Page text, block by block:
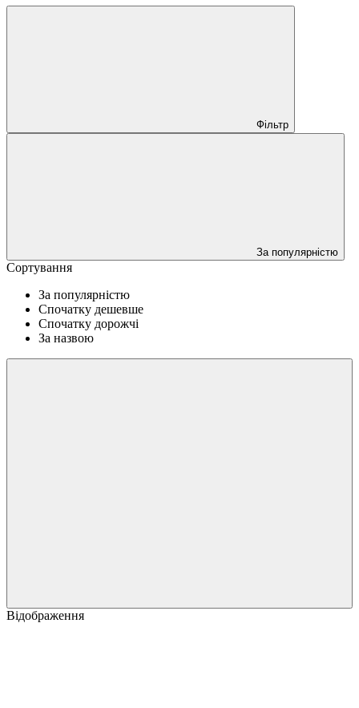
Фільтр
За популярністю
Сортування
За популярністю
Спочатку дешевше
Спочатку дорожчі
За назвою
Відображення